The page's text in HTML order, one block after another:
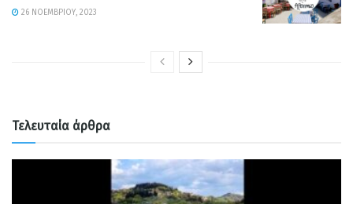
26 ΝΟΕΜΒΡΊΟΥ, 2023
Τελευταία άρθρα